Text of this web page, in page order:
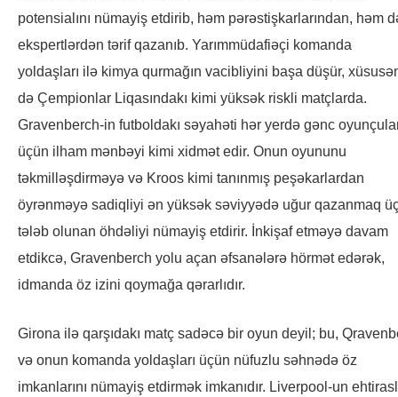
potensialını nümayiş etdirib, həm pərəstişkarlarından, həm
ekspertlərdən tərif qazanıb. Yarımmüdafiəçi komanda
yoldaşları ilə kimya qurmağın vacibliyini başa düşür,
də Çempionlar Liqasındakı kimi yüksək riskli matçlarda.
Gravenberch-in futboldakı səyahəti hər yerdə gənc
üçün ilham mənbəyi kimi xidmət edir. Onun oyununu
təkmilləşdirməyə və Kroos kimi tanınmış peşəkarlardan
öyrənməyə sadiqliyi ən yüksək səviyyədə uğur qazanmaq
tələb olunan öhdəliyi nümayiş etdirir. İnkişaf etməyə davam
etdikcə, Gravenberch yolu açan əfsanələrə hörmət edərək,
idmanda öz izini qoymağa qərarlıdır.
Girona ilə qarşıdakı matç sadəcə bir oyun deyil; bu,
və onun komanda yoldaşları üçün nüfuzlu səhnədə öz
imkanlarını nümayiş etdirmək imkanıdır. Liverpool-un